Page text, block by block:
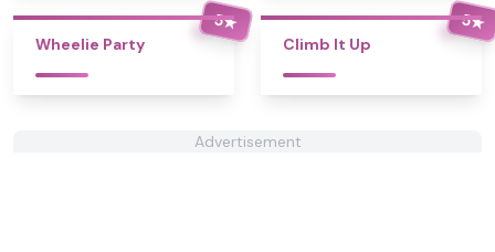
5★
Wheelie Party
5★
Climb It Up
Advertisement